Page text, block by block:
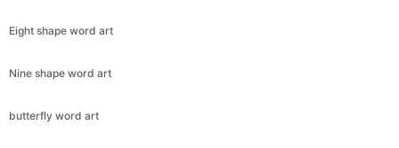
Eight shape word art
Nine shape word art
butterfly word art